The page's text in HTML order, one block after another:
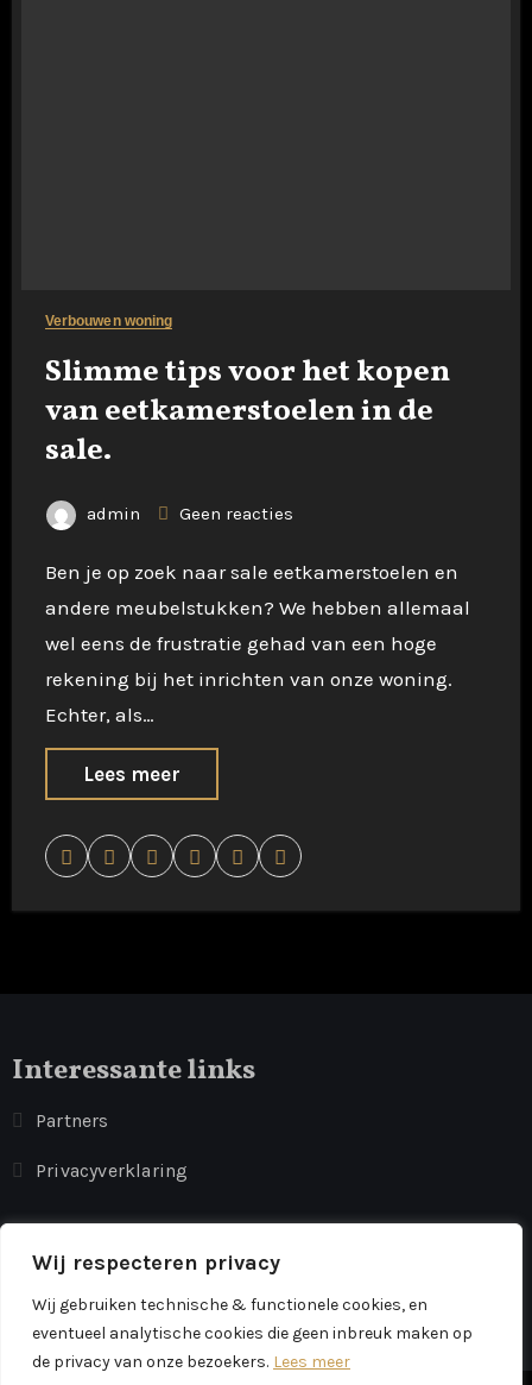
Wij respecteren privacy
Wij gebruiken technische & functionele cookies, en
eventueel analytische cookies die geen inbreuk maken op
de privacy van onze bezoekers. Lees meer
Verbouwen woning
Slimme tips voor het kopen
van eetkamerstoelen in de
sale.
admin Geen reacties
Ben je op zoek naar sale eetkamerstoelen en
andere meubelstukken? We hebben allemaal
wel eens de frustratie gehad van een hoge
rekening bij het inrichten van onze woning.
Echter, als…
Lees meer
Interessante links
Partners
Privacyverklaring
Dijen Makelaardij
Dé makelaar voor vakantiewoningen